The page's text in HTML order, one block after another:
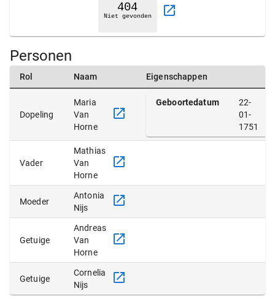
Personen
Rol Naam Eigenschappen
Dopeling
Maria
Van
Horne
Geboortedatum
22-
01-
1751
Vader
Mathias
Van
Horne
Moeder
Antonia
Nijs
Getuige
Andreas
Van
Horne
Getuige
Cornelia
Nijs